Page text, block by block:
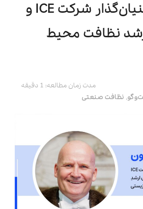
مارستون، بنیان‌گذار شرکت ICE و
نظافت محیط‌
مدت زمان مطالعه: 1 دقیقه
, نظافت صنعتی